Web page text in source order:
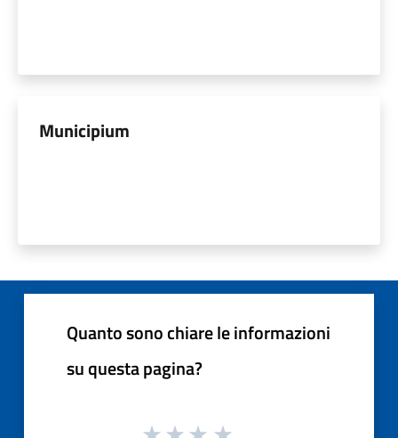
Municipium
Quanto sono chiare le informazioni
su questa pagina?